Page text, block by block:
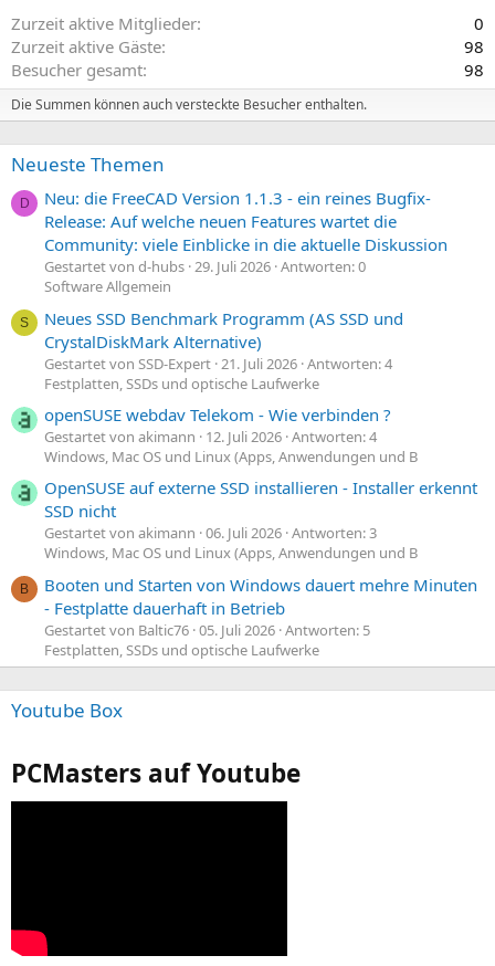
Zurzeit aktive Mitglieder
0
Zurzeit aktive Gäste
98
Besucher gesamt
98
Die Summen können auch versteckte Besucher enthalten.
Neueste Themen
D
Neu: die FreeCAD Version 1.1.3 - ein reines Bugfix-
Release: Auf welche neuen Features wartet die
Community: viele Einblicke in die aktuelle Diskussion
Gestartet von d-hubs 29. Juli 2026 Antworten: 0
Software Allgemein
S
Neues SSD Benchmark Programm (AS SSD und
CrystalDiskMark Alternative)
Gestartet von SSD-Expert 21. Juli 2026 Antworten: 4
Festplatten, SSDs und optische Laufwerke
openSUSE webdav Telekom - Wie verbinden ?
Gestartet von akimann 12. Juli 2026 Antworten: 4
Windows, Mac OS und Linux (Apps, Anwendungen und B
OpenSUSE auf externe SSD installieren - Installer erkennt
SSD nicht
Gestartet von akimann 06. Juli 2026 Antworten: 3
Windows, Mac OS und Linux (Apps, Anwendungen und B
B
Booten und Starten von Windows dauert mehre Minuten
- Festplatte dauerhaft in Betrieb
Gestartet von Baltic76 05. Juli 2026 Antworten: 5
Festplatten, SSDs und optische Laufwerke
Youtube Box
PCMasters auf Youtube